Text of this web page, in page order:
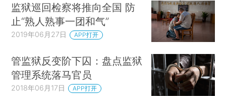
监狱巡回检察将推向全国 防
止“熟人熟事一团和气”
2019年06月27日 APP打开
管监狱反变阶下囚：盘点监狱
管理系统落马官员
2018年06月17日 APP打开